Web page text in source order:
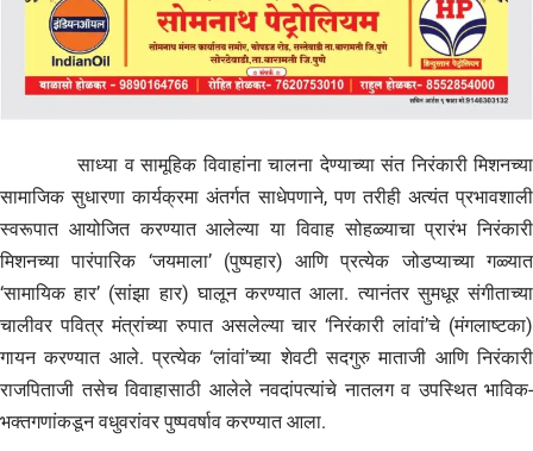
साध्या व सामूहिक विवाहांना चालना देण्याच्या संत निरंकारी मिशनच्या
सामाजिक सुधारणा कार्यक्रमा अंतर्गत साधेपणाने, पण तरीही अत्यंत प्रभावशाली
स्वरूपात आयोजित करण्यात आलेल्या या विवाह सोहळ्याचा प्रारंभ निरंकारी
मिशनच्या पारंपारिक ‘जयमाला’ (पुष्पहार) आणि प्रत्येक जोडप्याच्या गळ्यात
‘सामायिक हार’ (सांझा हार) घालून करण्यात आला. त्यानंतर सुमधूर संगीताच्या
चालीवर पवित्र मंत्रांच्या रुपात असलेल्या चार ‘निरंकारी लांवां’चे (मंगलाष्टका)
गायन करण्यात आले. प्रत्येक ‘लांवां’च्या शेवटी सदगुरु माताजी आणि निरंकारी
राजपिताजी तसेच विवाहासाठी आलेले नवदांपत्यांचे नातलग व उपस्थित भाविक-
भक्तगणांकडून वधुवरांवर पुष्पवर्षाव करण्यात आला.